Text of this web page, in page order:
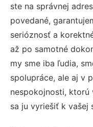
ste na správnej
povedané,
serióznosť a
až po samotné
my sme iba ľudia,
spolupráce, ale aj v
nespokojnosti, ktorú
sa ju vyriešiť k vašej